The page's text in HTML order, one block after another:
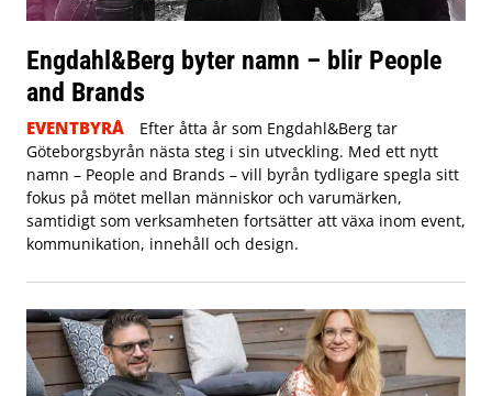
Engdahl&Berg byter namn – blir People
and Brands
EVENTBYRÅ
Efter åtta år som Engdahl&Berg tar
Göteborgsbyrån nästa steg i sin utveckling. Med ett nytt
namn – People and Brands – vill byrån tydligare spegla sitt
fokus på mötet mellan människor och varumärken,
samtidigt som verksamheten fortsätter att växa inom event,
kommunikation, innehåll och design.